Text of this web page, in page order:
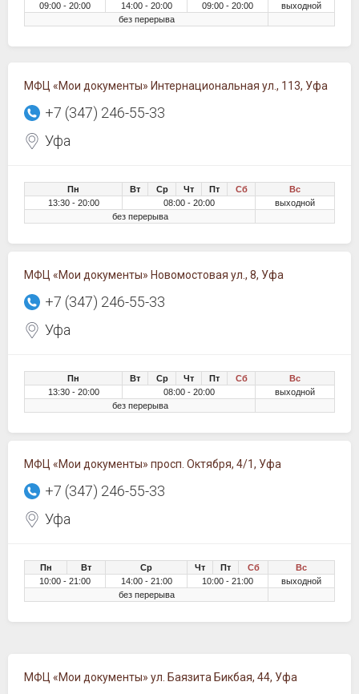
09:00 - 20:00
14:00 - 20:00 09:00 - 20:00
выходной
без перерыва
МФЦ «Мои документы» Интернациональная ул., 113, Уфа
+7 (347) 246-55-33
Уфа
Пн Вт Ср Чт Пт Сб
Вс
13:30 - 20:00
08:00 - 20:00
выходной
без перерыва
МФЦ «Мои документы» Новомостовая ул., 8, Уфа
+7 (347) 246-55-33
Уфа
Пн Вт Ср Чт Пт Сб
Вс
13:30 - 20:00
08:00 - 20:00
выходной
без перерыва
МФЦ «Мои документы» просп. Октября, 4/1, Уфа
+7 (347) 246-55-33
Уфа
Пн Вт Ср Чт Пт Сб
Вс
10:00 - 21:00
14:00 - 21:00 10:00 - 21:00
выходной
без перерыва
МФЦ «Мои документы» ул. Баязита Бикбая, 44, Уфа